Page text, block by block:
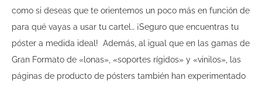
como si deseas que te orientemos un poco más en función de
para qué vayas a usar tu cartel… ¡Seguro que encuentras tu
póster a medida ideal! Además, al igual que en las gamas de
Gran Formato de «lonas», «soportes rígidos» y «vinilos», las
páginas de producto de pósters también han experimentado